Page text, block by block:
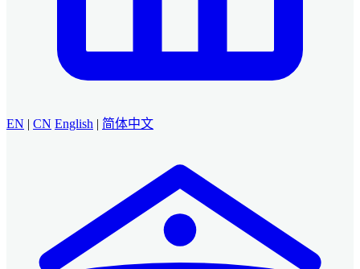
EN | CN English | 简体中文